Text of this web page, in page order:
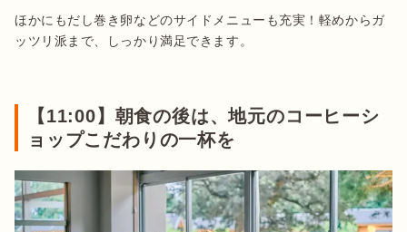
ほかにもだし巻き卵などのサイドメニューも充実！軽めからガ
ッツリ派まで、しっかり満足できます。
【11:00】朝食の後は、地元のコーヒーシ
ョップこだわりの一杯を